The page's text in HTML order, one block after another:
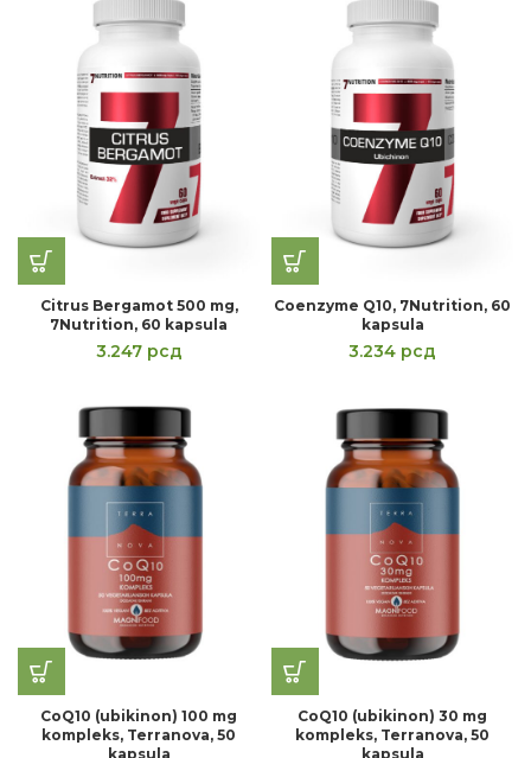
Citrus Bergamot 500 mg,
7Nutrition, 60 kapsula
3.247 рсд
Coenzyme Q10, 7Nutrition, 60
kapsula
3.234 рсд
CoQ10 (ubikinon) 100 mg
kompleks, Terranova, 50
kapsula
CoQ10 (ubikinon) 30 mg
kompleks, Terranova, 50
kapsula